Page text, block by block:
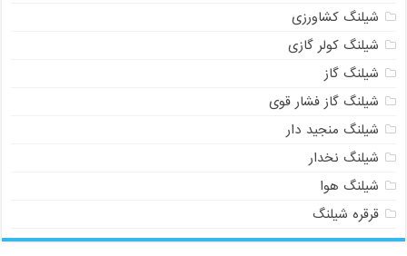
شیلنگ کشاورزی
شیلنگ کولر گازی
شیلنگ گاز
شیلنگ گاز فشار قوی
شیلنگ منجید دار
شیلنگ نخدار
شیلنگ هوا
قرقره شیلنگ